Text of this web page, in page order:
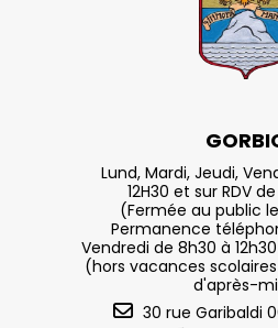
Lund, Mardi, Jeudi,
12H30 et sur RDV de
(Fermée au public
Permanence
Vendredi de 8h30 à 12h30
(hors vacances
d'après-
30 rue Garibaldi